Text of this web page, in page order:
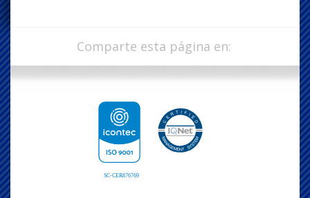
Comparte esta página en: